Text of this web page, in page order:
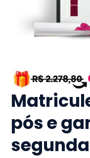
pós e